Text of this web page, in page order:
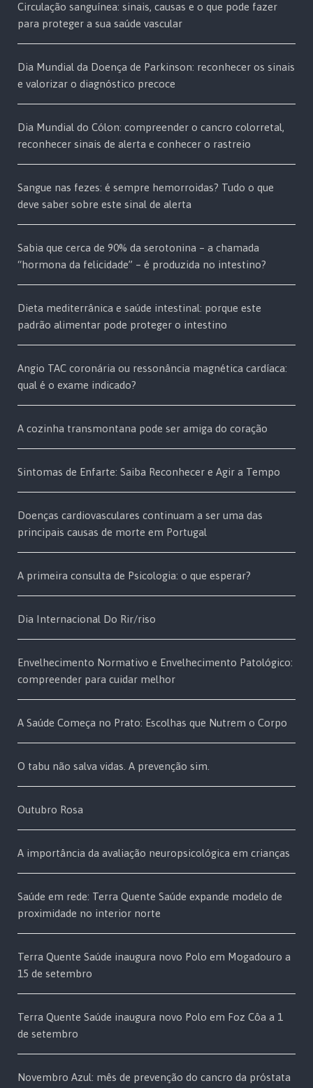
Circulação sanguínea: sinais, causas e o que pode fazer
para proteger a sua saúde vascular
Dia Mundial da Doença de Parkinson: reconhecer os sinais
e valorizar o diagnóstico precoce
Dia Mundial do Cólon: compreender o cancro colorretal,
reconhecer sinais de alerta e conhecer o rastreio
Sangue nas fezes: é sempre hemorroidas? Tudo o que
deve saber sobre este sinal de alerta
Sabia que cerca de 90% da serotonina – a chamada
“hormona da felicidade” – é produzida no intestino?
Dieta mediterrânica e saúde intestinal: porque este
padrão alimentar pode proteger o intestino
Angio TAC coronária ou ressonância magnética cardíaca:
qual é o exame indicado?
A cozinha transmontana pode ser amiga do coração
Sintomas de Enfarte: Saiba Reconhecer e Agir a Tempo
Doenças cardiovasculares continuam a ser uma das
principais causas de morte em Portugal
A primeira consulta de Psicologia: o que esperar?
Dia Internacional Do Rir/riso
Envelhecimento Normativo e Envelhecimento Patológico:
compreender para cuidar melhor
A Saúde Começa no Prato: Escolhas que Nutrem o Corpo
O tabu não salva vidas. A prevenção sim.
Outubro Rosa
A importância da avaliação neuropsicológica em crianças
Saúde em rede: Terra Quente Saúde expande modelo de
proximidade no interior norte
Terra Quente Saúde inaugura novo Polo em Mogadouro a
15 de setembro
Terra Quente Saúde inaugura novo Polo em Foz Côa a 1
de setembro
Novembro Azul: mês de prevenção do cancro da próstata